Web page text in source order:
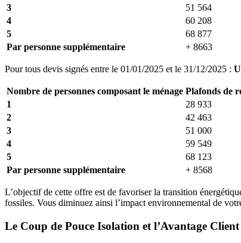
3
51 564
4
60 208
5
68 877
Par personne supplémentaire
+ 8663
Pour tous devis signés entre le 01/01/2025 et le 31/12/2025 :
Nombre de personnes composant le ménage Plafonds de
1
28 933
2
42 463
3
51 000
4
59 549
5
68 123
Par personne supplémentaire
+ 8568
L’objectif de cette offre est de favoriser la transition
fossiles. Vous diminuez ainsi l’impact environnemental de
Le Coup de Pouce Isolation et l’Avantage